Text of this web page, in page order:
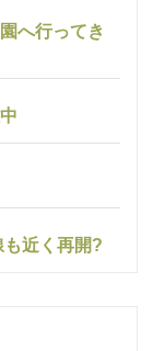
へ行ってき
も近く再開?